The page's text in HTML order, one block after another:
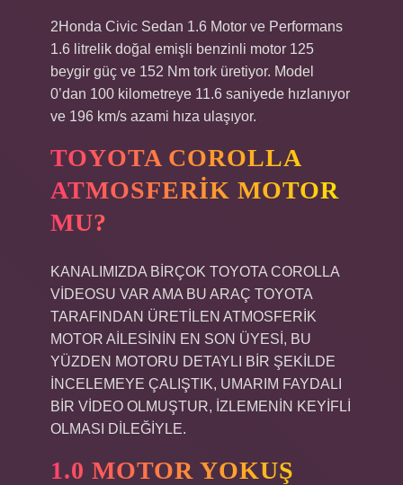
2Honda Civic Sedan 1.6 Motor ve Performans
1.6 litrelik doğal emişli benzinli motor 125
beygir güç ve 152 Nm tork üretiyor. Model
0’dan 100 kilometreye 11.6 saniyede hızlanıyor
ve 196 km/s azami hıza ulaşıyor.
TOYOTA COROLLA
ATMOSFERIK MOTOR
MU?
KANALIMIZDA BİRÇOK TOYOTA COROLLA
VİDEOSU VAR ​​AMA BU ARAÇ TOYOTA
TARAFINDAN ÜRETİLEN ATMOSFERİK
MOTOR AİLESİNİN EN SON ÜYESİ, BU
YÜZDEN MOTORU DETAYLI BİR ŞEKİLDE
İNCELEMEYE ÇALIŞTIK, UMARIM FAYDALI
BİR VİDEO OLMUŞTUR, İZLEMENİN KEYİFLİ
OLMASI DİLEĞİYLE.
1.0 MOTOR YOKUŞ